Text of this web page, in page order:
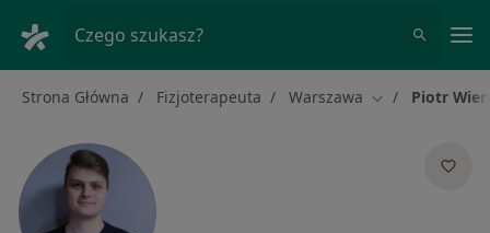
Czego szukasz?
Strona Główna Fizjoterapeuta Warszawa Zmień miasto
Piotr